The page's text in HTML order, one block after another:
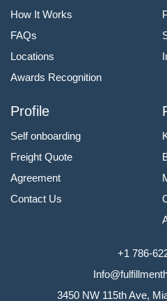
How It Works
FAQs
Locations
Awards Recognition
Profile
Self onboarding
Freight Quote
Agreement
Contact Us
+1 786-
3450 NW 115th Ave,